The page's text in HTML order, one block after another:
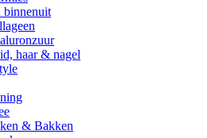
binnenuit
haar & nagel
& Bakken